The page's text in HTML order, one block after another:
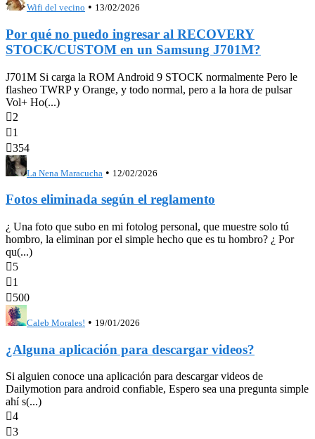
Wifi del vecino • 13/02/2026
Por qué no puedo ingresar al RECOVERY
STOCK/CUSTOM en un Samsung J701M?
J701M Si carga la ROM Android 9 STOCK normalmente Pero le
flasheo TWRP y Orange, y todo normal, pero a la hora de pulsar
Vol+ Ho(...)
2
1
354
La Nena Maracucha • 12/02/2026
Fotos eliminada según el reglamento
¿ Una foto que subo en mi fotolog personal, que muestre solo tú
hombro, la eliminan por el simple hecho que es tu hombro? ¿ Por
qu(...)
5
1
500
Caleb Morales! • 19/01/2026
¿Alguna aplicación para descargar videos?
Si alguien conoce una aplicación para descargar videos de
Dailymotion para android confiable, Espero sea una pregunta simple
ahí s(...)
4
3